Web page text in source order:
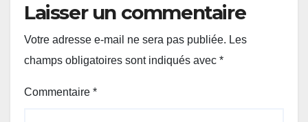
Laisser un commentaire
Votre adresse e-mail ne sera pas publiée. Les
champs obligatoires sont indiqués avec *
Commentaire *